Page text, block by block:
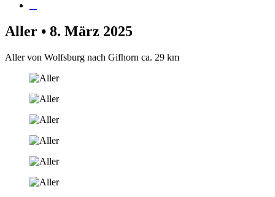
Aller • 8. März 2025
Aller von Wolfsburg nach Gifhorn ca. 29 km